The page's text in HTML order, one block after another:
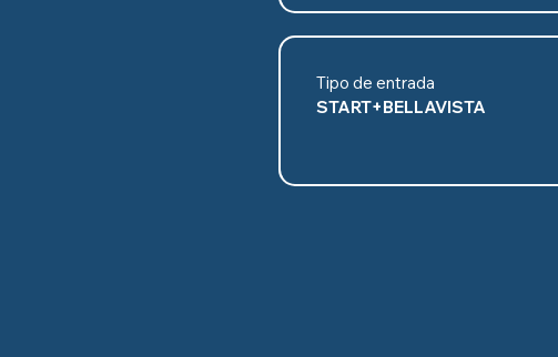
Tipo de entrada
START+BELLAVISTA